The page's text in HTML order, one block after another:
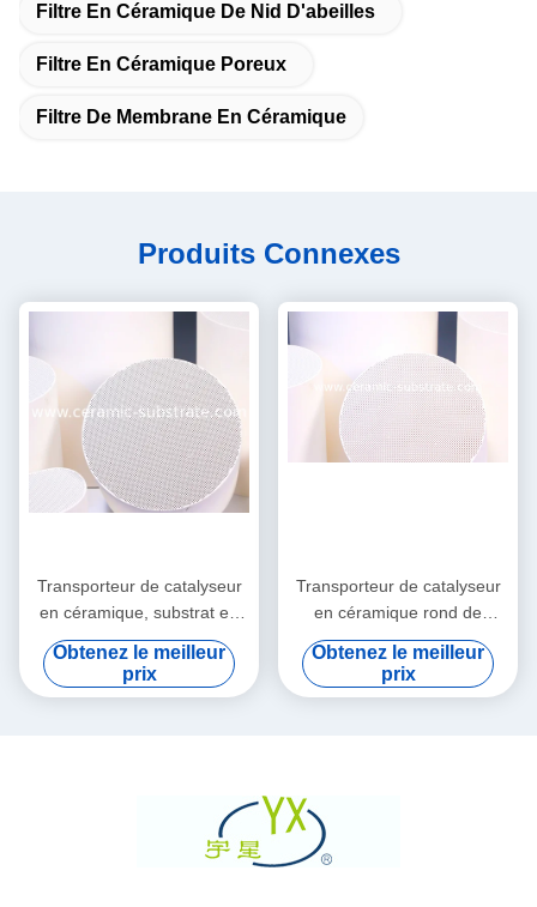
Filtre En Céramique De Nid D'abeilles
Filtre En Céramique Poreux
Filtre De Membrane En Céramique
Produits Connexes
Transporteur de catalyseur
en céramique, substrat en
céramique de thyristor du
moteur diesel 100CPSI
Obtenez le meilleur
prix
Transporteur de catalyseur
en céramique rond de
thyristor, appui en céramique
de monolithe de nid
d'abeilles
Obtenez le meilleur
prix